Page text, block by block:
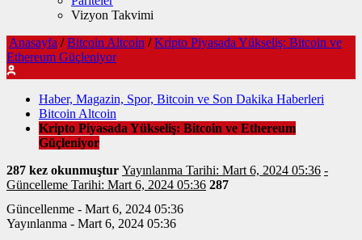
Vizyon Takvimi
Anasayfa / Bitcoin Altcoin / Kripto Piyasada Yükseliş: Bitcoin ve
Ethereum Güçleniyor
Haber, Magazin, Spor, Bitcoin ve Son Dakika Haberleri
Bitcoin Altcoin
Kripto Piyasada Yükseliş: Bitcoin ve Ethereum
Güçleniyor
287 kez okunmuştur Yayınlanma Tarihi: Mart 6, 2024 05:36 -
Güncelleme Tarihi: Mart 6, 2024 05:36 287
Güncellenme - Mart 6, 2024 05:36
Yayınlanma - Mart 6, 2024 05:36